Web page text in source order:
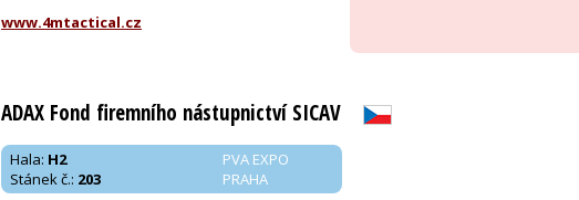
www.4mtactical.cz
ADAX Fond firemního nástupnictví SICAV
PVA EXPO
PRAHA
Hala: H2
Stánek č.: 203